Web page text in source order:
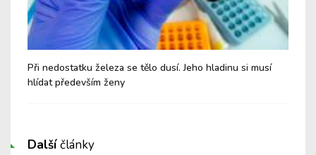
Při nedostatku železa se tělo dusí. Jeho hladinu si musí
hlídat především ženy
Dalšíčlánky